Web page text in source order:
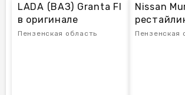
LADA (ВАЗ) Granta Fl
в оригинале
Пензенская область
Nissan
Пензенская